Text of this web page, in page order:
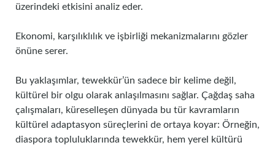
üzerindeki etkisini analiz eder.
Ekonomi, karşılıklılık ve işbirliği mekanizmalarını gözler
önüne serer.
Bu yaklaşımlar, tewekkür’ün sadece bir kelime değil,
kültürel bir olgu olarak anlaşılmasını sağlar. Çağdaş saha
çalışmaları, küreselleşen dünyada bu tür kavramların
kültürel adaptasyon süreçlerini de ortaya koyar: Örneğin,
diaspora topluluklarında tewekkür, hem yerel kültürü